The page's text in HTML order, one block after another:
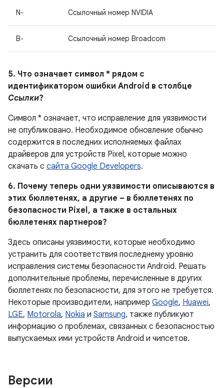
N- Ссылочный номер NVIDIA
B- Ссылочный номер Broadcom
5. Что означает символ * рядом с
идентификатором ошибки Android в столбце
Ссылки?
Символ * означает, что исправление для уязвимости
не опубликовано. Необходимое обновление обычно
содержится в последних исполняемых файлах
драйверов для устройств Pixel, которые можно
скачать с сайта Google Developers.
6. Почему теперь одни уязвимости описываются в
этих бюллетенях, а другие – в бюллетенях по
безопасности Pixel , а также в остальных
бюллетенях партнеров?
Здесь описаны уязвимости, которые необходимо
устранить для соответствия последнему уровню
исправления системы безопасности Android. Решать
дополнительные проблемы, перечисленные в других
бюллетенях по безопасности, для этого не требуется.
Некоторые производители, например Google, Huawei,
LGE, Motorola, Nokia и Samsung, также публикуют
информацию о проблемах, связанных с безопасностью
выпускаемых ими устройств Android и чипсетов.
Версии